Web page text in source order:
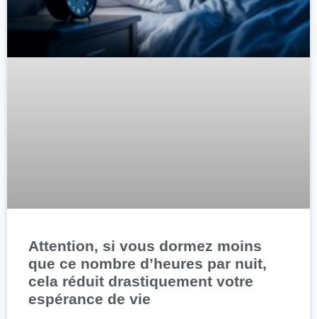
Attention, si vous dormez moins
que ce nombre d’heures par nuit,
cela réduit drastiquement votre
espérance de vie